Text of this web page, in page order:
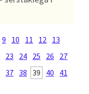
9 10 11 12 13
23 24 25 26
27
37 38 39 40
41